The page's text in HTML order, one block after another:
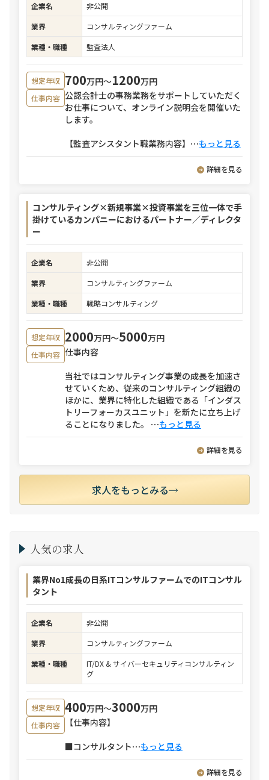
企業名
非公開
業界
コンサルティングファーム
業種・職種
監査法人
想定年収 700万円〜1200万円
仕事内容 公認会計士の事務業務をサポートしていただく
お仕事について、オンライン説明会を開催いた
します。
【監査アシスタント職業務内容】 ⋯もっと見る
詳細を見る
コンサルティング×新規事業×投資事業を三位一体で手
掛けているカンパニーにおけるパートナー／ディレクタ
ー
企業名
非公開
業界
コンサルティングファーム
業種・職種
戦略コンサルティング
想定年収 2000万円〜5000万円
仕事内容 仕事内容
当社ではコンサルティング事業の成長を加速さ
せていくため、従来のコンサルティング組織の
ほかに、業界に特化した組織である「インダス
トリーフォーカスユニット」を新たに立ち上げ
ることになりました。 ⋯もっと見る
詳細を見る
求人をもっとみる
人気の求人
業界No1成長の日系ITコンサルファームでのITコンサル
タント
企業名
非公開
業界
コンサルティングファーム
業種・職種
IT/DX & サイバーセキュリティコンサルティン
グ
想定年収 400万円〜3000万円
仕事内容
【仕事内容】
■コンサルタント⋯もっと見る
詳細を見る